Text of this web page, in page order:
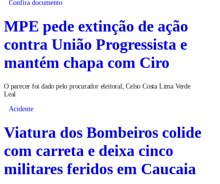
Confira documento
MPE pede extinção de ação
contra União Progressista e
mantém chapa com Ciro
O parecer foi dado pelo procurador eleitoral, Celso Costa Lima Verde
Leal
Acidente
Viatura dos Bombeiros colide
com carreta e deixa cinco
militares feridos em Caucaia